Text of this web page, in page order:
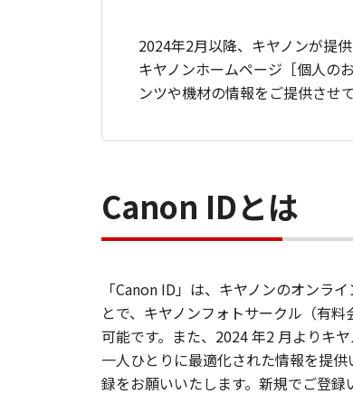
2024年2月以降、キヤノンが提
キヤノンホームページ［個人の
ンツや機材の情報をご提供させ
Canon IDとは
「Canon ID」は、キヤノンのオンラ
とで、キヤノンフォトサークル（有
可能です。また、2024 年2 月よりキ
一人ひとりに最適化された情報を提
録をお願いいたします。新規でご登録